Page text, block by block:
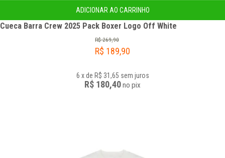
ADICIONAR AO CARRINHO
Cueca Barra Crew 2025 Pack Boxer Logo Off White
R$ 269,90
R$ 189,90
6 x de R$ 31,65 sem juros
R$ 180,40no pix